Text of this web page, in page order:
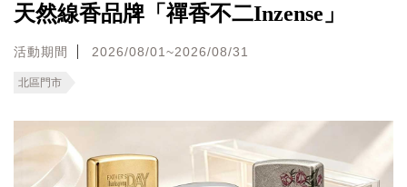
天然線香品牌「禪香不二Inzense」
活動期間 2026/08/01~2026/08/31
北區門市